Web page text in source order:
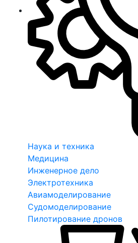
Наука и техника
Медицина
Инженерное дело
Электротехника
Авиамоделирование
Судомоделирование
Пилотирование дронов